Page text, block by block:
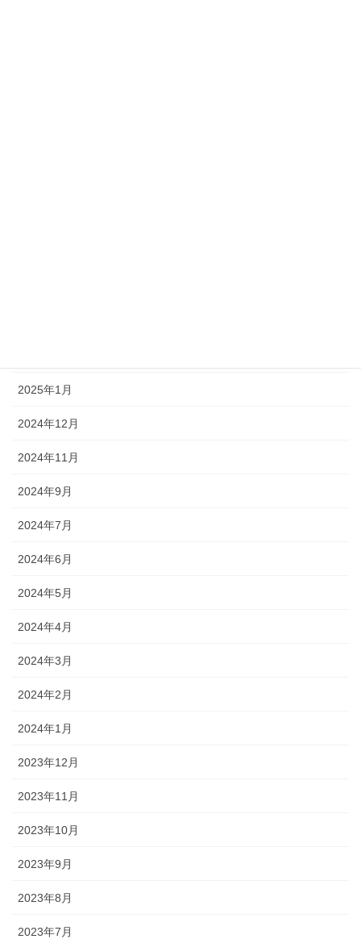
2025年1月
2024年12月
2024年11月
2024年9月
2024年7月
2024年6月
2024年5月
2024年4月
2024年3月
2024年2月
2024年1月
2023年12月
2023年11月
2023年10月
2023年9月
2023年8月
2023年7月